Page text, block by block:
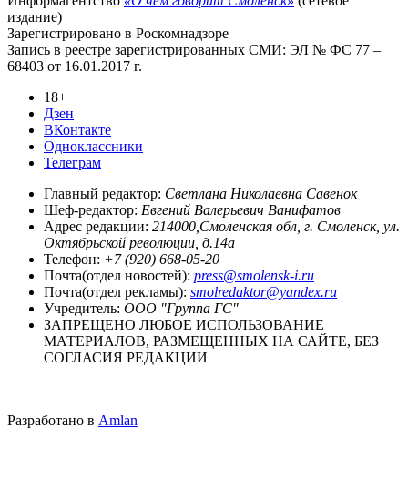
издание)
Зарегистрировано в Роскомнадзоре
Запись в реестре зарегистрированных СМИ: ЭЛ № ФС 77 –
68403 от 16.01.2017 г.
18+
Дзен
ВКонтакте
Одноклассники
Телеграм
Главный редактор: Светлана Николаевна Савенок
Шеф-редактор: Евгений Валерьевич Ванифатов
Адрес редакции: 214000,Смоленская обл, г. Смоленск, ул.
Октябрьской революции, д.14а
Телефон: +7 (920) 668-05-20
Почта(отдел новостей): press@smolensk-i.ru
Почта(отдел рекламы): smolredaktor@yandex.ru
Учредитель: ООО "Группа ГС"
ЗАПРЕЩЕНО ЛЮБОЕ ИСПОЛЬЗОВАНИЕ
МАТЕРИАЛОВ, РАЗМЕЩЕННЫХ НА САЙТЕ, БЕЗ
СОГЛАСИЯ РЕДАКЦИИ
Разработано в Amlan